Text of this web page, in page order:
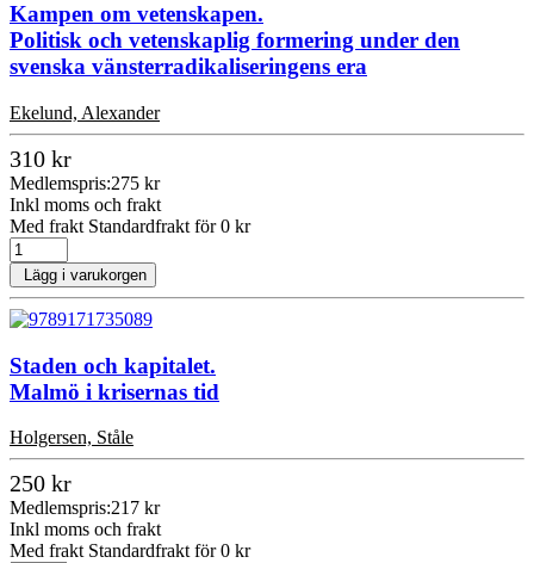
Kampen om vetenskapen.
Politisk och vetenskaplig formering under den
svenska vänsterradikaliseringens era
Ekelund, Alexander
310 kr
Medlemspris:275 kr
Inkl moms och frakt
Med frakt Standardfrakt för 0 kr
Lägg i varukorgen
Staden och kapitalet.
Malmö i krisernas tid
Holgersen, Ståle
250 kr
Medlemspris:217 kr
Inkl moms och frakt
Med frakt Standardfrakt för 0 kr